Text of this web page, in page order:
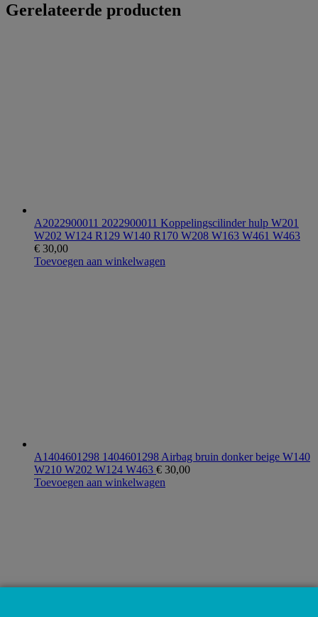
Gerelateerde producten
A2022900011 2022900011 Koppelingscilinder hulp W201
W202 W124 R129 W140 R170 W208 W163 W461 W463
€ 30,00
Toevoegen aan winkelwagen
A1404601298 1404601298 Airbag bruin donker beige W140
W210 W202 W124 W463 € 30,00
Toevoegen aan winkelwagen